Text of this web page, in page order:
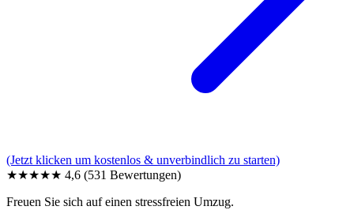
(Jetzt klicken um kostenlos & unverbindlich zu starten)
★★★★★ 4,6 (531 Bewertungen)
Freuen Sie sich auf einen stressfreien Umzug.